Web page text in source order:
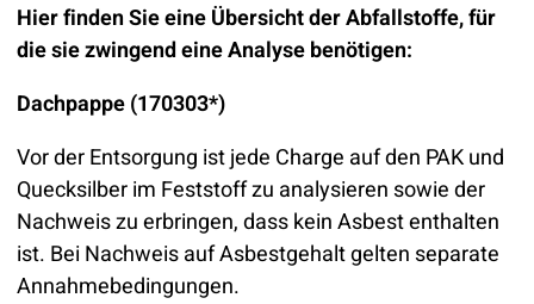
Hier finden Sie eine Übersicht der Abfallstoffe, für
die sie zwingend eine Analyse benötigen:
Dachpappe (170303*)
Vor der Entsorgung ist jede Charge auf den PAK und
Quecksilber im Feststoff zu analysieren sowie der
Nachweis zu erbringen, dass kein Asbest enthalten
ist. Bei Nachweis auf Asbestgehalt gelten separate
Annahmebedingungen.